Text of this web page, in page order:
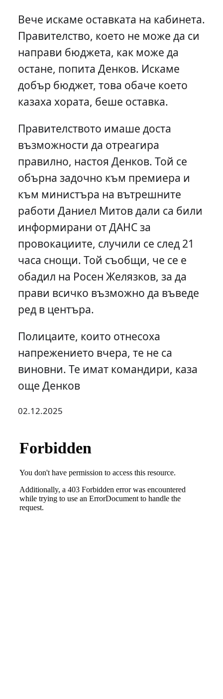
Вече искаме оставката на кабинета.
Правителство, което не може да си
направи бюджета, как може да
остане, попита Денков. Искаме
добър бюджет, това обаче което
казаха хората, беше оставка.
Правителството имаше доста
възможности да отреагира
правилно, настоя Денков. Той се
обърна задочно към премиера и
към министъра на вътрешните
работи Даниел Митов дали са били
информирани от ДАНС за
провокациите, случили се след 21
часа снощи. Той съобщи, че се е
обадил на Росен Желязков, за да
прави всичко възможно да въведе
ред в центъра.
Полицаите, които отнесоха
напрежението вчера, те не са
виновни. Те имат командири, каза
още Денков
02.12.2025